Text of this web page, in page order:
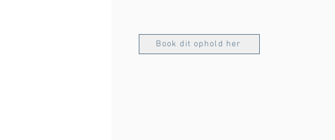
Book dit ophold her